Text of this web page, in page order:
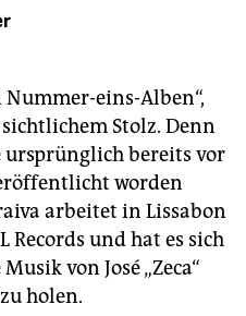
eins-Alben“,
Stolz. Denn
ursprünglich bereits vor
worden
arbeitet in Lissabon
Records und hat es sich
von José „Zeca“
holen.